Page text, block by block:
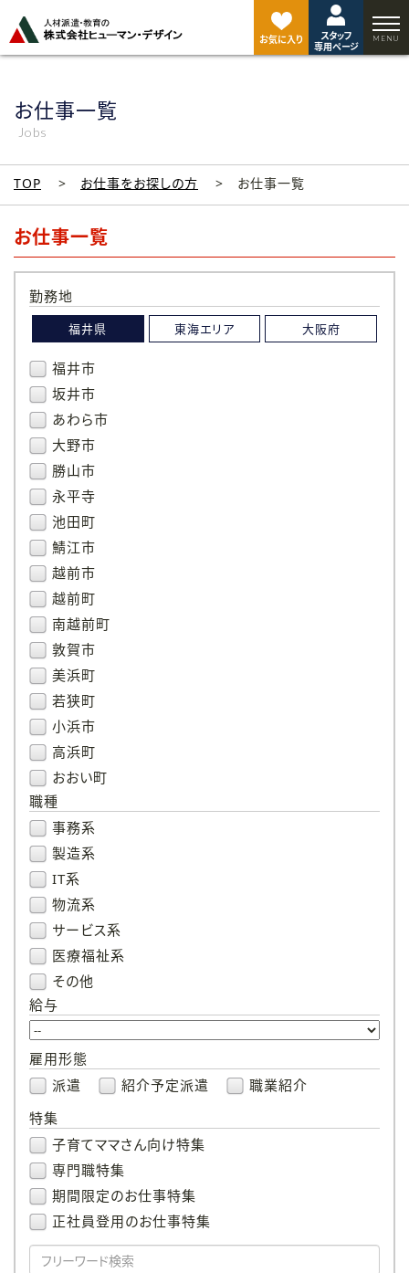
お気に入り
スタッフ
専用ページ
お仕事一覧
Jobs
TOP お仕事をお探しの方 お仕事一覧
お仕事一覧
勤務地
福井県 東海エリア 大阪府
福井市
坂井市
あわら市
大野市
勝山市
永平寺
池田町
鯖江市
越前市
越前町
南越前町
敦賀市
美浜町
若狭町
小浜市
高浜町
おおい町
職種
事務系
製造系
IT系
物流系
サービス系
医療福祉系
その他
給与
雇用形態
派遣
紹介予定派遣
職業紹介
特集
子育てママさん向け特集
専門職特集
期間限定のお仕事特集
正社員登用のお仕事特集
ジ
ト